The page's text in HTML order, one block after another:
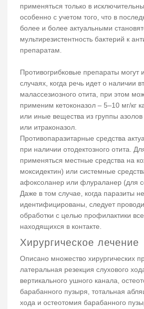
применяться только в
особенно с учетом того, что в
более и более актуальными
мультирезистентность бактерий к
препаратам.
Противогрибковые препараты могут
случаях, когда речь идет о наличии
малассезиозного отита, при этом
применим кетоконазол – 5–10 мг/кг
или иные вещества из группы
или итраконазол.
Противопаразитарные средства
при наличии отодектозного отита.
применяться местные средства на
моксидектин) или системные
афоксоланер или флураланер (для
Даже в том случае, когда паразиты не
идентифицированы, следует
обработки с целью профилактики
находящихся в контакте.
Хирургическое лечение
Описано множество хирургических
латеральная резекция слухового
вертикального ушного канала,
барабанного пузыря, тотальная
хода и остеотомия барабанного